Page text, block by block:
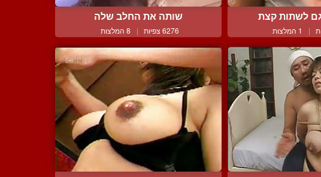
לשתות קצת
| 1 המלצות
שותה את החלב שלה
6276 צפיות | 8 המלצות